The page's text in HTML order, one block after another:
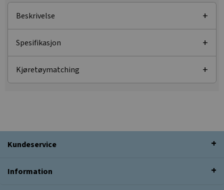
Beskrivelse
Spesifikasjon
Kjøretøymatching
Kundeservice
Information